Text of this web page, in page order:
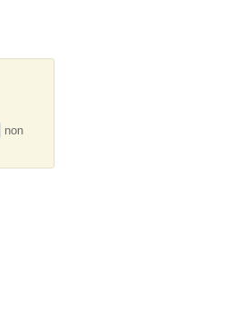
non